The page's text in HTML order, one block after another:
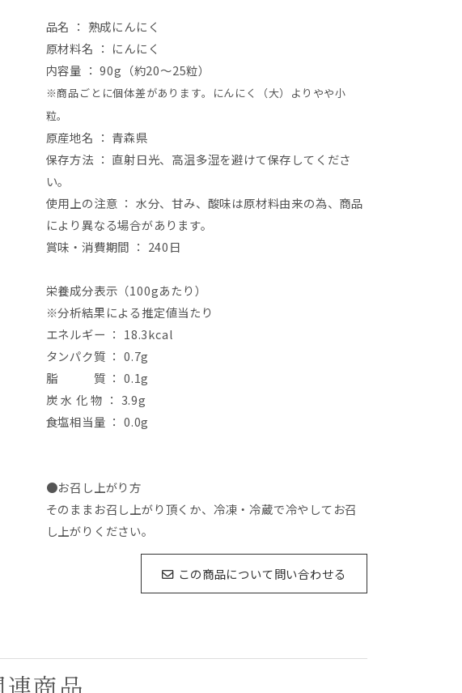
品名 ： 熟成にんにく
原材料名 ： にんにく
内容量 ： 90g（約20〜25粒）
※商品ごとに個体差があります。にんにく（大）よりやや小
粒。
原産地名 ： 青森県
保存方法 ： 直射日光、高温多湿を避けて保存してくださ
い。
使用上の注意 ： 水分、甘み、酸味は原材料由来の為、商品
により異なる場合があります。
賞味・消費期間 ： 240日
栄養成分表示（100gあたり）
※分析結果による推定値当たり
エネルギー ： 18.3kcal
タンパク質 ： 0.7g
脂 質 ： 0.1g
炭 水 化 物 ： 3.9g
食塩相当量 ： 0.0g
●お召し上がり方
そのままお召し上がり頂くか、冷凍・冷蔵で冷やしてお召
し上がりください。
この商品について問い合わせる
連商品